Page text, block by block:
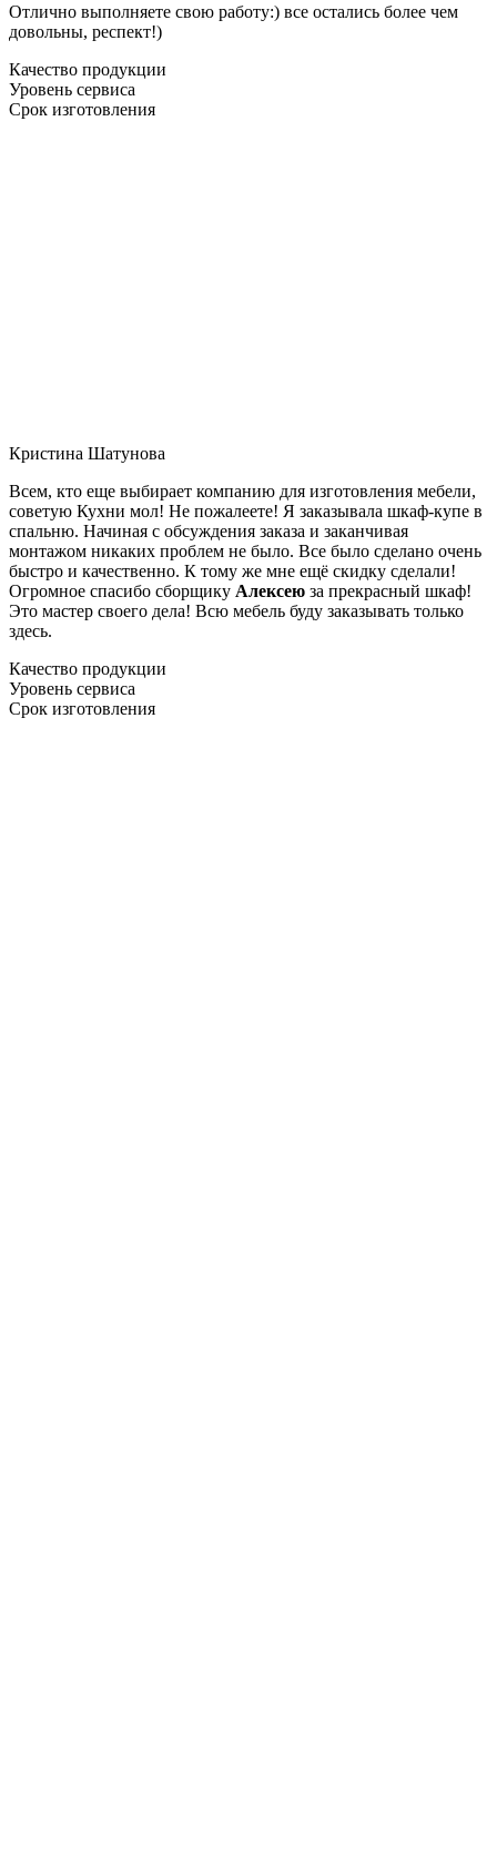
Отлично выполняете свою работу:) все остались более чем
довольны, респект!)
Качество продукции
Уровень сервиса
Срок изготовления
Кристина Шатунова
Всем, кто еще выбирает компанию для изготовления мебели,
советую Кухни мол! Не пожалеете! Я заказывала шкаф-купе в
спальню. Начиная с обсуждения заказа и заканчивая
монтажом никаких проблем не было. Все было сделано очень
быстро и качественно. К тому же мне ещё скидку сделали!
Огромное спасибо сборщику Алексею за прекрасный шкаф!
Это мастер своего дела! Всю мебель буду заказывать только
здесь.
Качество продукции
Уровень сервиса
Срок изготовления